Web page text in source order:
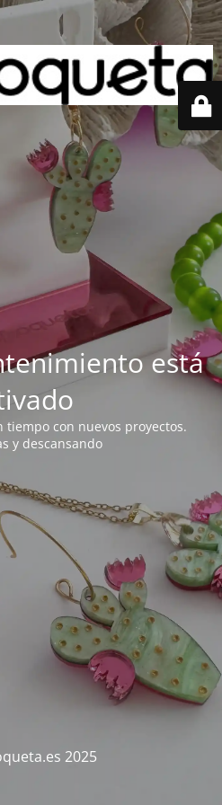
está
tiempo con nuevos proyectos.
y descansando
2025